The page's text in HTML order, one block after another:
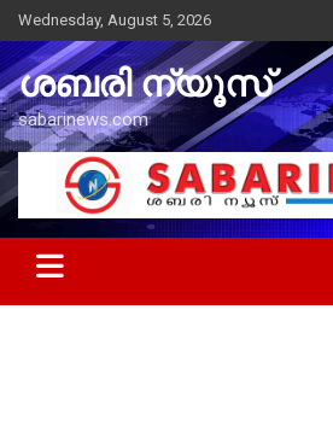
Skip
to
content
Wednesday, August 5, 2026
ശബരി ന്യൂസ്
sabarinews.com